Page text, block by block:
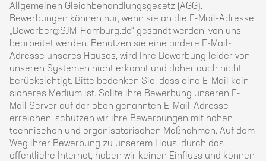
Allgemeinen Gleichbehandlungsgesetz (AGG).
Bewerbungen können nur, wenn sie an die E-Mail-Adresse
„Bewerber@SJM-Hamburg.de“ gesandt werden, von uns
bearbeitet werden. Benutzen sie eine andere E-Mail-
Adresse unseres Hauses, wird Ihre Bewerbung leider von
unseren Systemen nicht erkannt und daher auch nicht
berücksichtigt. Bitte bedenken Sie, dass eine E-Mail kein
sicheres Medium ist. Sollte ihre Bewerbung unseren E-
Mail Server auf der oben genannten E-Mail-Adresse
erreichen, schützen wir ihre Bewerbungen mit hohen
technischen und organisatorischen Maßnahmen. Auf dem
Weg ihrer Bewerbung zu unserem Haus, durch das
öffentliche Internet, haben wir keinen Einfluss und können